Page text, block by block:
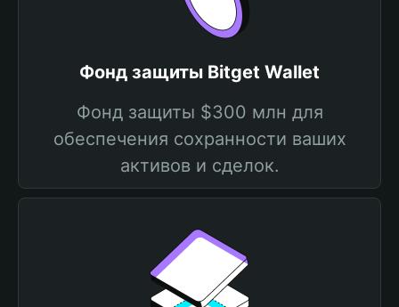
Фонд защиты Bitget Wallet
Фонд защиты $300 млн для
обеспечения сохранности ваших
активов и сделок.